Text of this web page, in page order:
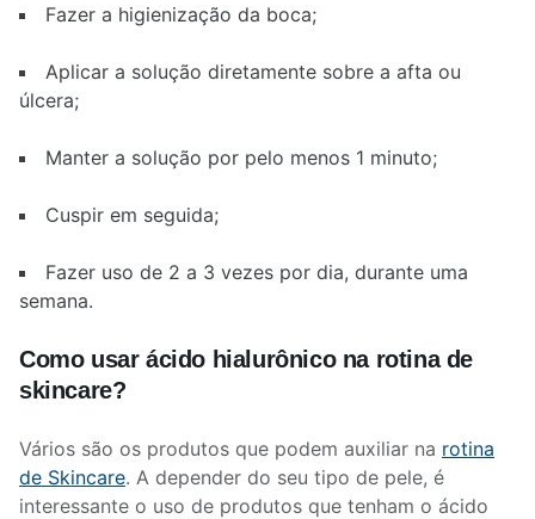
Fazer a higienização da boca;
Aplicar a solução diretamente sobre a afta ou
úlcera;
Manter a solução por pelo menos 1 minuto;
Cuspir em seguida;
Fazer uso de 2 a 3 vezes por dia, durante uma
semana.
Como usar ácido hialurônico na rotina de
skincare?
Vários são os produtos que podem auxiliar na rotina
de Skincare. A depender do seu tipo de pele, é
interessante o uso de produtos que tenham o ácido